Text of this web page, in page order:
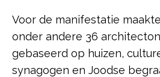
Voor de manifestatie
onder andere 36
gebaseerd op huizen,
synagogen en Joodse